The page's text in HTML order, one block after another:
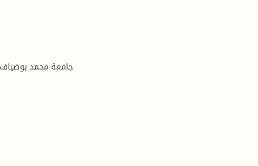
جامعة محمد بوضياف